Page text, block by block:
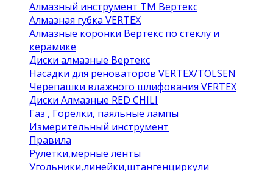
Алмазный инструмент ТМ Вертекс
Алмазная губка VERTEX
Алмазные коронки Вертекс по стеклу и
керамике
Диски алмазные Вертекс
Насадки для реноваторов VERTEX/TOLSEN
Черепашки влажного шлифования VERTEX
Диски Алмазные RED CHILI
Газ , Горелки, паяльные лампы
Измерительный инструмент
Правила
Рулетки,мерные ленты
Угольники,линейки,штангенциркули